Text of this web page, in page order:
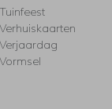
Tuinfeest
Verhuiskaarten
Verjaardag
Vormsel